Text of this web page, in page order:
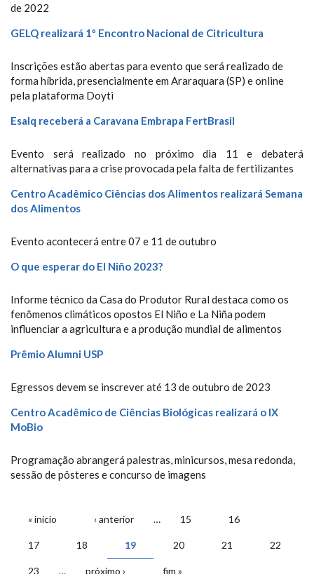
de 2022
GELQ realizará 1º Encontro Nacional de Citricultura
Inscrições estão abertas para evento que será realizado de
forma híbrida, presencialmente em Araraquara (SP) e online
pela plataforma Doyti
Esalq receberá a Caravana Embrapa FertBrasil
Evento será realizado no próximo dia 11 e debaterá
alternativas para a crise provocada pela falta de fertilizantes
Centro Acadêmico Ciências dos Alimentos realizará Semana
dos Alimentos
Evento acontecerá entre 07 e 11 de outubro
O que esperar do El Niño 2023?
Informe técnico da Casa do Produtor Rural destaca como os
fenômenos climáticos opostos El Niño e La Niña podem
influenciar a agricultura e a produção mundial de alimentos
Prêmio Alumni USP
Egressos devem se inscrever até 13 de outubro de 2023
Centro Acadêmico de Ciências Biológicas realizará o IX
MoBio
Programação abrangerá palestras, minicursos, mesa redonda,
sessão de pôsteres e concurso de imagens
PÁGINAS
« início ‹ anterior … 15 16
17 18 19 20 21 22
23 … próximo › fim »